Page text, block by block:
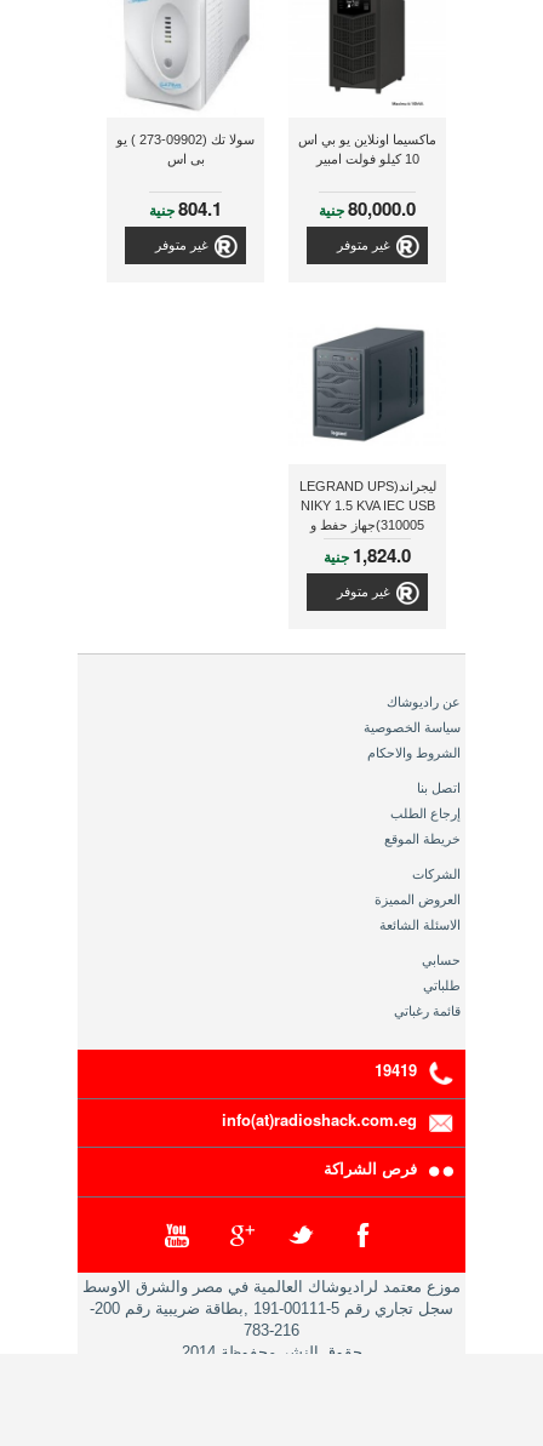
ماكسيما اونلاين يو بي اس
10 كيلو فولت امبير
80,000.0جنية
غير متوفر
سولا تك (09902-273 ) يو
بى اس
804.1جنية
غير متوفر
ليجراند(LEGRAND UPS
NIKY 1.5 KVA IEC USB
310005)جهاز حفط و
إحتياطى للطاقة(يو بى
إس)
1,824.0 جنية
غير متوفر
عن راديوشاك
سياسة الخصوصية
الشروط والاحكام
اتصل بنا
إرجاع الطلب
خريطة الموقع
الشركات
العروض المميزة
الاسئلة الشائعة
حسابي
طلباتي
قائمة رغباتي
19419
info(at)radioshack.com.eg
فرص الشراكة
موزع معتمد لراديوشاك العالمية في مصر والشرق الاوسط
سجل تجاري رقم 5-00111-191 ,بطاقة ضريبية رقم 200-
216-783
حقوق النشر محفوظة 2014